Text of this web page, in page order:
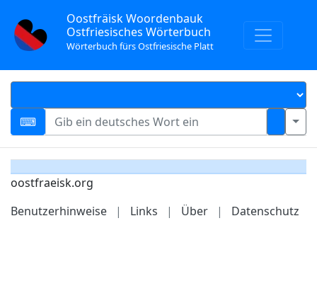
Oostfräisk Woordenbauk
Ostfriesisches Wörterbuch
Wörterbuch fürs Ostfriesische Platt
oostfraeisk.org
Benutzerhinweise
| Links | Über | Datenschutz